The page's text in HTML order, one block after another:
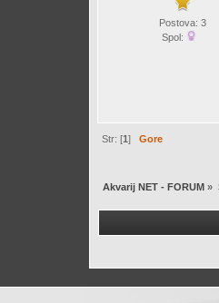
Postova: 3
Spol:
Str: [1]Gore
Akvarij NET - FORUM »